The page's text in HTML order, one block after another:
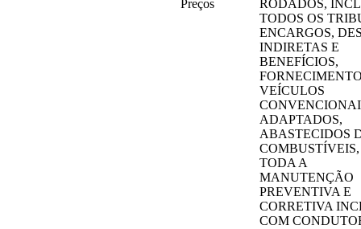
Preços
RODADOS,
TODOS OS
ENCARGOS,
INDIRETAS E
BENEFÍCIOS,
VEÍCULOS
ADAPTADOS,
ABASTECIDOS
TODA A
MANUTENÇÃO
PREVENTIVA E
CORRETIVA
COM